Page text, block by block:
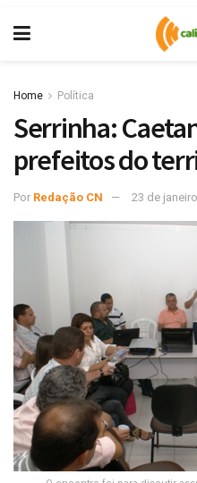
Home Política
Serrinha:
prefeitos do
Por Redação CN 23 de